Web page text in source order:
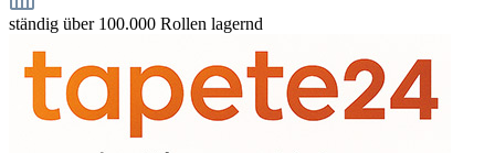
ständig über 100.000 Rollen lagernd